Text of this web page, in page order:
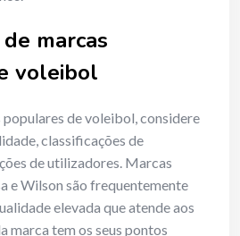
marcas
voleibol
de voleibol, considere
classificações de
de utilizadores. Marcas
e Wilson são frequentemente
elevada que atende aos
marca tem os seus pontos